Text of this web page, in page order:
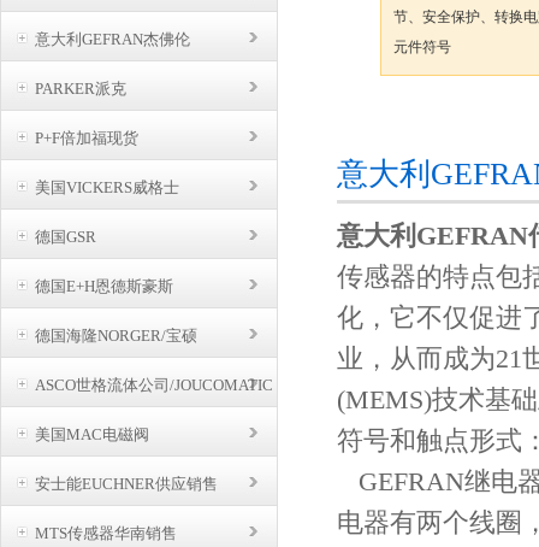
意大利GEFRAN杰佛伦
PARKER派克
P+F倍加福现货
美国VICKERS威格士
德国GSR
德国E+H恩德斯豪斯
德国海隆NORGER/宝硕
BUSCHJOST
ASCO世格流体公司/JOUCOMATIC
美国MAC电磁阀
安士能EUCHNER供应销售
MTS传感器华南销售
节、安全保护、转换
元件符号
意大利
意大利GEFRAN
传感器的特点包
化，它不仅促进
业，从而成为21
(MEMS)技术基
符号和触点形式
GEFRAN继电
电器有两个线圈